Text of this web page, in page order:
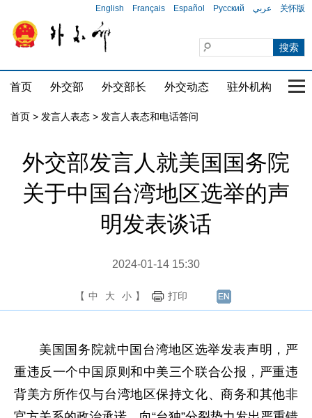
English Français Español Русский عربي 关怀版
首页 外交部 外交部长 外交动态 驻外机构 国
首页 > 发言人表态 > 发言人表态和电话答问
外交部发言人就美国国务院
关于中国台湾地区选举的声
明发表谈话
2024-01-14 15:30
【 中 大 小 】 打印
美国国务院就中国台湾地区选举发表声明，严
重违反一个中国原则和中美三个联合公报，严重违
背美方所作仅与台湾地区保持文化、商务和其他非